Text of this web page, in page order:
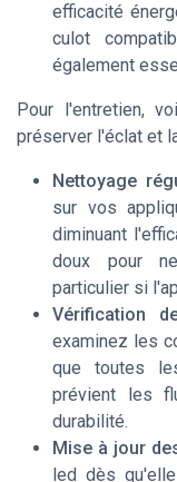
efficacité
culot
également
Pour l'entretien,
préserver l'éclat et
Nettoyage
sur vos
diminuant
doux pour
particulier si
Vérification
examinez les
que toutes
prévient les
durabilité.
Mise à jour
led dès